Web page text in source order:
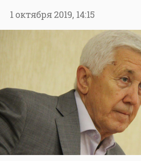
1 октября 2019, 14:15